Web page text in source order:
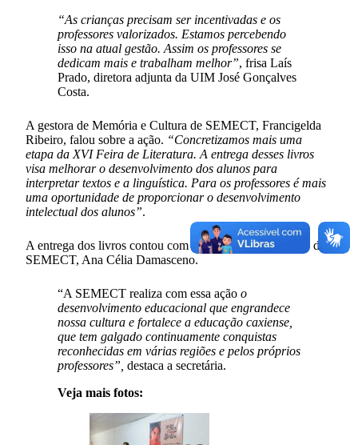
“As crianças precisam ser incentivadas e os
professores valorizados. Estamos percebendo
isso na atual gestão. Assim os professores se
dedicam mais e trabalham melhor”, frisa Laís
Prado, diretora adjunta da UIM José Gonçalves
Costa.
A gestora de Memória e Cultura de SEMECT, Francigelda
Ribeiro, falou sobre a ação. “Concretizamos mais uma
etapa da XVI Feira de Literatura. A entrega desses livros
visa melhorar o desenvolvimento dos alunos para
interpretar textos e a linguística. Para os professores é mais
uma oportunidade de proporcionar o desenvolvimento
intelectual dos alunos”.
A entrega dos livros contou com a presença da secretária da
SEMECT, Ana Célia Damasceno.
“A SEMECT realiza com essa ação o
desenvolvimento educacional que engrandece
nossa cultura e fortalece a educação caxiense,
que tem galgado continuamente conquistas
reconhecidas em várias regiões e pelos próprios
professores”, destaca a secretária.
Veja mais fotos: